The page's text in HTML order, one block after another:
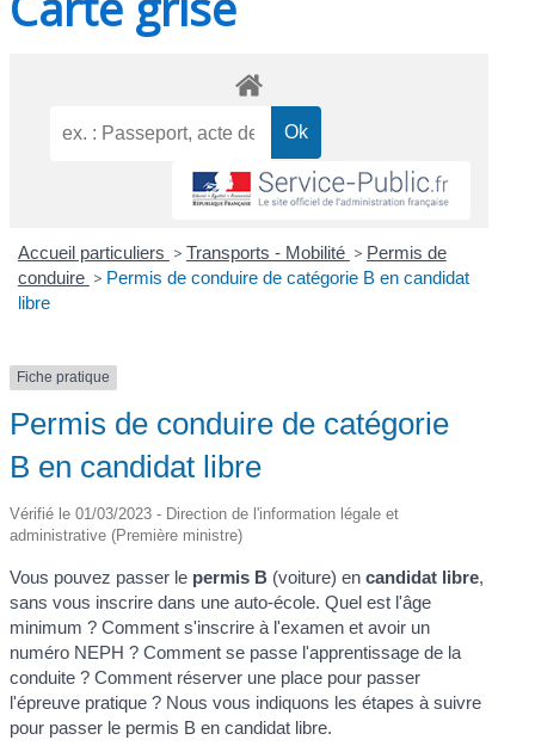
Accueil particuliers > Transports - Mobilité > Permis de
conduire > Permis de conduire de catégorie B en candidat
libre
Fiche pratique
Permis de conduire de catégorie
B en candidat libre
Vérifié le 01/03/2023 - Direction de l'information légale et
administrative (Première ministre)
Vous pouvez passer le permis B (voiture) encandidat libre,
sans vous inscrire dans une auto-école. Quel est l'âge
minimum ? Comment s'inscrire à l'examen et avoir un
numéro NEPH ? Comment se passe l'apprentissage de la
conduite ? Comment réserver une place pour passer
l'épreuve pratique ? Nous vous indiquons les étapes à suivre
pour passer le permis B en candidat libre.